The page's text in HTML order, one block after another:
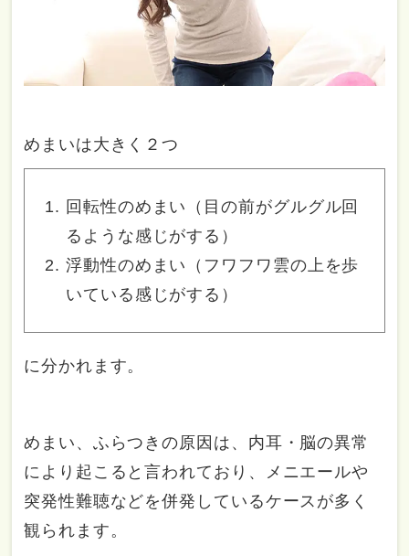
めまいは大きく２つ
回転性のめまい（目の前がグルグル回
るような感じがする）
浮動性のめまい（フワフワ雲の上を歩
いている感じがする）
に分かれます。
めまい、ふらつきの原因は、内耳・脳の異常
により起こると言われており、メニエールや
突発性難聴などを併発しているケースが多く
観られます。